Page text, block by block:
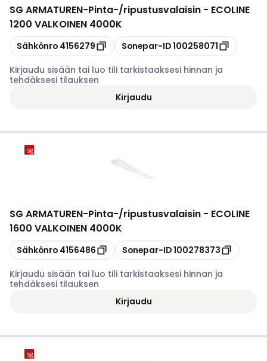
SG ARMATUREN-Pinta-/ripustusvalaisin - ECOLINE
1200 VALKOINEN 4000K
Kopioi
Sähkönro 4156279 Kopioi
Sonepar-ID100258071
Kirjaudu sisään tai luo tili tarkistaaksesi hinnan ja
tehdäksesi tilauksen
Kirjaudu
SG ARMATUREN-Pinta-/ripustusvalaisin - ECOLINE
1600 VALKOINEN 4000K
Kopioi
Sähkönro 4156486 Kopioi
Sonepar-ID100278373
Kirjaudu sisään tai luo tili tarkistaaksesi hinnan ja
tehdäksesi tilauksen
Kirjaudu